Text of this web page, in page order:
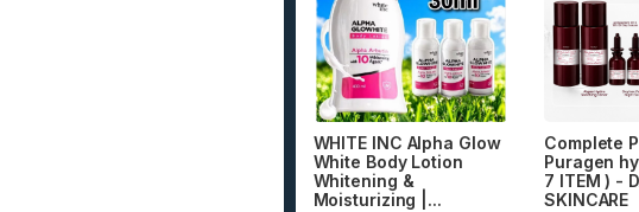
WHITE INC Alpha Glow
White Body Lotion
Whitening &
Moisturizing |...
Complete
Puragen
7 ITEM ) -
SKINCARE